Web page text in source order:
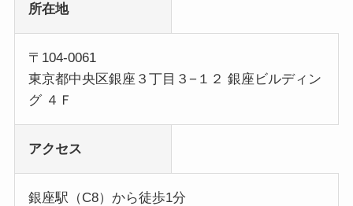
所在地
〒104-0061
東京都中央区銀座３丁目３−１２ 銀座ビルディン
グ ４Ｆ
アクセス
銀座駅（C8）から徒歩1分